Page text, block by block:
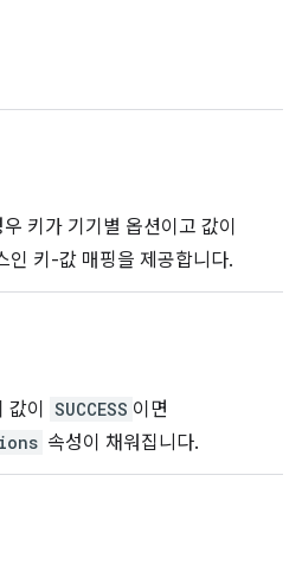
우 키가 기기별 옵션이고 값이
인 키-값 매핑을 제공합니다.
이 SUCCESS 이면
속성이 채워집니다.